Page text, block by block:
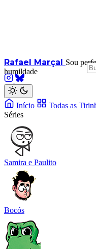
Rafael Marçal Sou
humildade
Início Todas as
Séries
Samira e Paulito
Bocós